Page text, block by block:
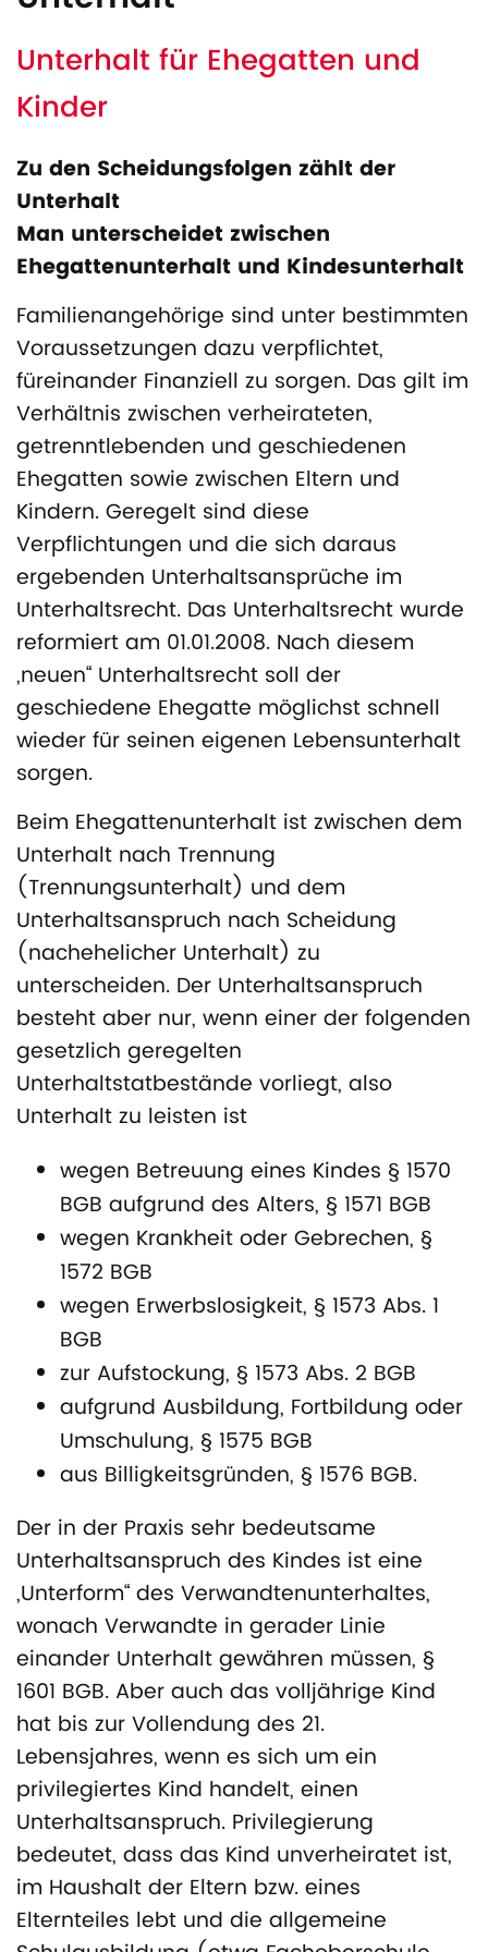
Unterhalt für Ehegatten und
Kinder
Zu den Scheidungsfolgen zählt der
Unterhalt
Man unterscheidet zwischen
Ehegattenunterhalt und Kindesunterhalt
Familienangehörige sind unter bestimmten
Voraussetzungen dazu verpflichtet,
füreinander Finanziell zu sorgen. Das gilt im
Verhältnis zwischen verheirateten,
getrenntlebenden und geschiedenen
Ehegatten sowie zwischen Eltern und
Kindern. Geregelt sind diese
Verpflichtungen und die sich daraus
ergebenden Unterhaltsansprüche im
Unterhaltsrecht. Das Unterhaltsrecht wurde
reformiert am 01.01.2008. Nach diesem
„neuen“ Unterhaltsrecht soll der
geschiedene Ehegatte möglichst schnell
wieder für seinen eigenen Lebensunterhalt
sorgen.
Beim Ehegattenunterhalt ist zwischen dem
Unterhalt nach Trennung
(Trennungsunterhalt) und dem
Unterhaltsanspruch nach Scheidung
(nachehelicher Unterhalt) zu
unterscheiden. Der Unterhaltsanspruch
besteht aber nur, wenn einer der folgenden
gesetzlich geregelten
Unterhaltstatbestände vorliegt, also
Unterhalt zu leisten ist
wegen Betreuung eines Kindes § 1570
BGB aufgrund des Alters, § 1571 BGB
wegen Krankheit oder Gebrechen, §
1572 BGB
wegen Erwerbslosigkeit, § 1573 Abs. 1
BGB
zur Aufstockung, § 1573 Abs. 2 BGB
aufgrund Ausbildung, Fortbildung oder
Umschulung, § 1575 BGB
aus Billigkeitsgründen, § 1576 BGB.
Der in der Praxis sehr bedeutsame
Unterhaltsanspruch des Kindes ist eine
„Unterform“ des Verwandtenunterhaltes,
wonach Verwandte in gerader Linie
einander Unterhalt gewähren müssen, §
1601 BGB. Aber auch das volljährige Kind
hat bis zur Vollendung des 21.
Lebensjahres, wenn es sich um ein
privilegiertes Kind handelt, einen
Unterhaltsanspruch. Privilegierung
bedeutet, dass das Kind unverheiratet ist,
im Haushalt der Eltern bzw. eines
Elternteiles lebt und die allgemeine